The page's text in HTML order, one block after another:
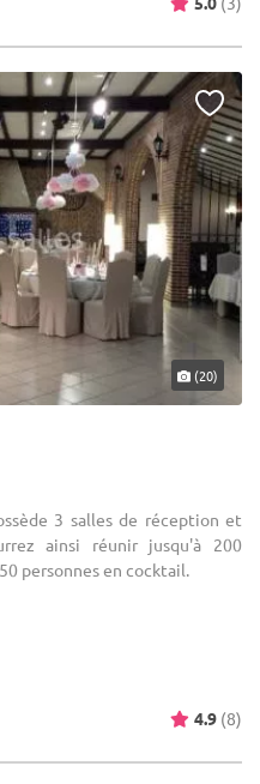
(20)
3 salles de réception et
ainsi réunir jusqu'à 200
personnes en cocktail.
4.9 (8)